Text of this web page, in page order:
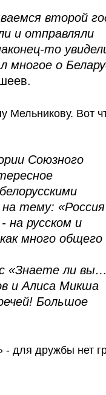
второй
и отправляли
то
многое о
Мельникову. Вот
Союзного
тему:
на русском и
много общего
«Знаете ли
и Алиса Микша
Большое
- для дружбы нет